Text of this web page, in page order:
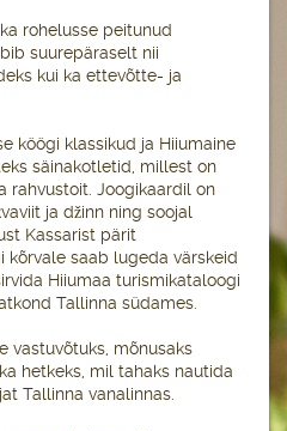
rohelusse peitunud
suurepäraselt nii
kui ka ettevõtte- ja
köögi klassikud ja Hiiumaine
säinakotletid, millest on
rahvustoit. Joogikaardil on
ja džinn ning soojal
Kassarist pärit
kõrvale saab lugeda värskeid
Hiiumaa turismikataloogi
Tallinna südames.
vastuvõtuks, mõnusaks
hetkeks, mil tahaks nautida
Tallinna vanalinnas.